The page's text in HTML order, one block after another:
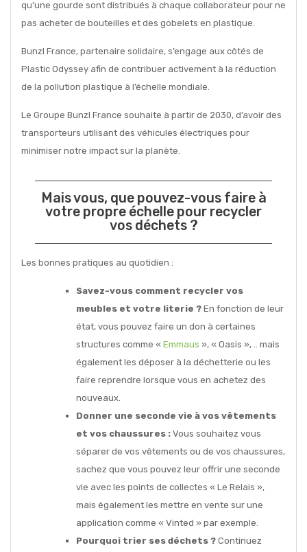
qu’une gourde sont distribués à chaque collaborateur pour ne
pas acheter de bouteilles et des gobelets en plastique.
Bunzl France, partenaire solidaire, s’engage aux côtés de
Plastic Odyssey afin de contribuer activement à la réduction
de la pollution plastique à l’échelle mondiale.
Le Groupe Bunzl France souhaite à partir de 2030, d’avoir des
transporteurs utilisant des véhicules électriques pour
minimiser notre impact sur la planète.
Mais vous, que pouvez-vous faire à
votre propre échelle pour recycler
vos déchets ?
Les bonnes pratiques au quotidien :
Savez-vous comment recycler vos
meubles et votre literie ? En fonction de leur
état, vous pouvez faire un don à certaines
structures comme « Emmaus », « Oasis », .. mais
également les déposer à la déchetterie ou les
faire reprendre lorsque vous en achetez des
nouveaux.
Donner une seconde vie à vos vêtements
et vos chaussures : Vous souhaitez vous
séparer de vos vêtements ou de vos chaussures,
sachez que vous pouvez leur offrir une seconde
vie avec les points de collectes « Le Relais »,
mais également les mettre en vente sur une
application comme « Vinted » par exemple.
Pourquoi trier ses déchets ? Continuez